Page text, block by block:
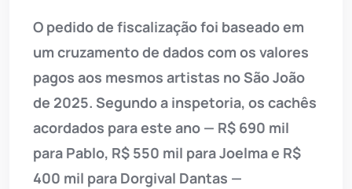
O pedido de fiscalização foi baseado em
um cruzamento de dados com os valores
pagos aos mesmos artistas no São João
de 2025. Segundo a inspetoria, os cachês
acordados para este ano — R$ 690 mil
para Pablo, R$ 550 mil para Joelma e R$
400 mil para Dorgival Dantas —